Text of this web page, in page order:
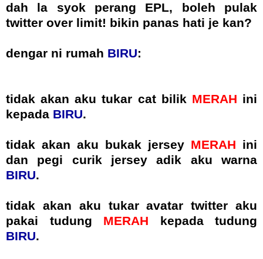
dah la syok perang EPL, boleh pulak
twitter over limit! bikin panas hati je kan?
dengar ni rumah BIRU:
tidak akan aku tukar cat bilik MERAH ini
kepada BIRU.
tidak akan aku bukak jersey MERAH ini
dan pegi curik jersey adik aku warna
BIRU.
tidak akan aku tukar avatar twitter aku
pakai tudung MERAH kepada tudung
BIRU.